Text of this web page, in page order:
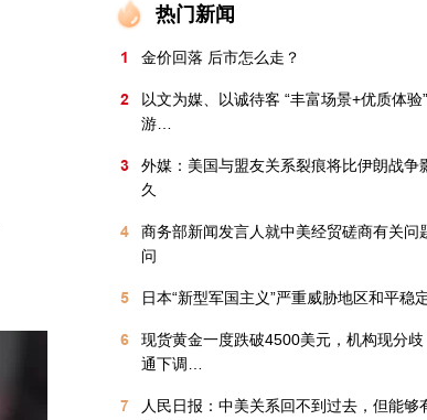
热门新闻
1 金价回落 后市怎么走？
2
以文为媒、以诚待客 “丰富场景+优质体验
游…
3
外媒：美国与盟友关系裂痕将比伊朗战争
久
4
商务部新闻发言人就中美经贸磋商有关问
问
5 日本“新型军国主义”严重威胁地区和平稳
6
现货黄金一度跌破4500美元，机构现分
通下调…
7
人民日报：中美关系回不到过去，但能够